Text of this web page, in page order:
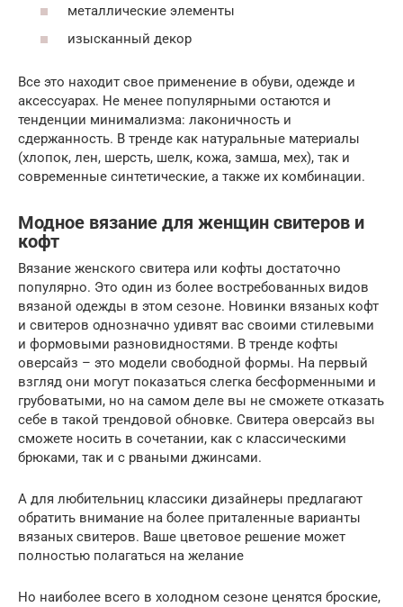
металлические элементы
изысканный декор
Все это находит свое применение в обуви, одежде и
аксессуарах. Не менее популярными остаются и
тенденции минимализма: лаконичность и
сдержанность. В тренде как натуральные материалы
(хлопок, лен, шерсть, шелк, кожа, замша, мех), так и
современные синтетические, а также их комбинации.
Модное вязание для женщин свитеров и
кофт
Вязание женского свитера или кофты достаточно
популярно. Это один из более востребованных видов
вязаной одежды в этом сезоне. Новинки вязаных кофт
и свитеров однозначно удивят вас своими стилевыми
и формовыми разновидностями. В тренде кофты
оверсайз – это модели свободной формы. На первый
взгляд они могут показаться слегка бесформенными и
грубоватыми, но на самом деле вы не сможете отказать
себе в такой трендовой обновке. Свитера оверсайз вы
сможете носить в сочетании, как с классическими
брюками, так и с рваными джинсами.
А для любительниц классики дизайнеры предлагают
обратить внимание на более приталенные варианты
вязаных свитеров. Ваше цветовое решение может
полностью полагаться на желание
Но наиболее всего в холодном сезоне ценятся броские,